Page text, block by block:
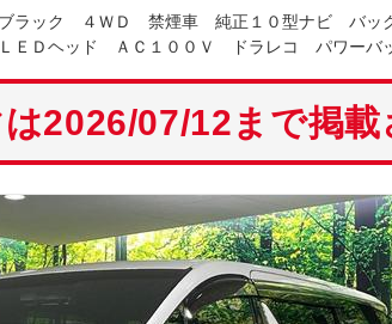
ラック ４ＷＤ 禁煙車 純正１０型ナビ バ
Ｄヘッド ＡＣ１００Ｖ ドラレコ パワーバッ
2026/07/12まで掲